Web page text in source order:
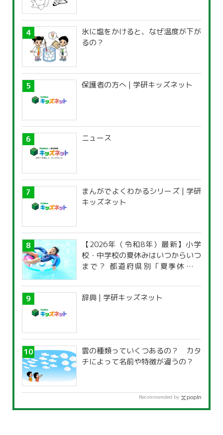
氷に塩をかけると、なぜ温度が下が
るの？
保護者の方へ | 学研キッズネット
ニュース
まんがでよくわかるシリーズ | 学研
キッズネット
【2026年（令和8年）最新】小学
校・中学校の夏休みはいつからいつ
まで？ 都道府県別「夏季休暇一
辞典 | 学研キッズネット
雲の種類っていくつあるの？ カタ
チによって名前や特徴が違うの？
Recommended by